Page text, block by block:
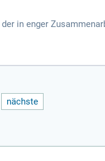
in enger
von Prototypen sowie
Fertigen nach
mit. Kenntnisse
C/CE verfügen
nächste